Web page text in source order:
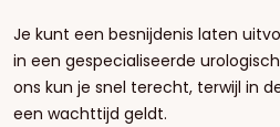
Je kunt een besnijdenis laten
in een gespecialiseerde
ons kun je snel terecht, terwijl in
een wachttijd geldt.